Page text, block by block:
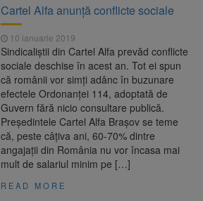
Cartel Alfa anunță conflicte sociale
10 ianuarie 2019
Sindicaliştii din Cartel Alfa prevăd conflicte
sociale deschise în acest an. Tot ei spun
că românii vor simţi adânc în buzunare
efectele Ordonanţei 114, adoptată de
Guvern fără nicio consultare publică.
Preşedintele Cartel Alfa Braşov se teme
că, peste câţiva ani, 60-70% dintre
angajaţii din România nu vor încasa mai
mult de salariul minim pe […]
READ MORE